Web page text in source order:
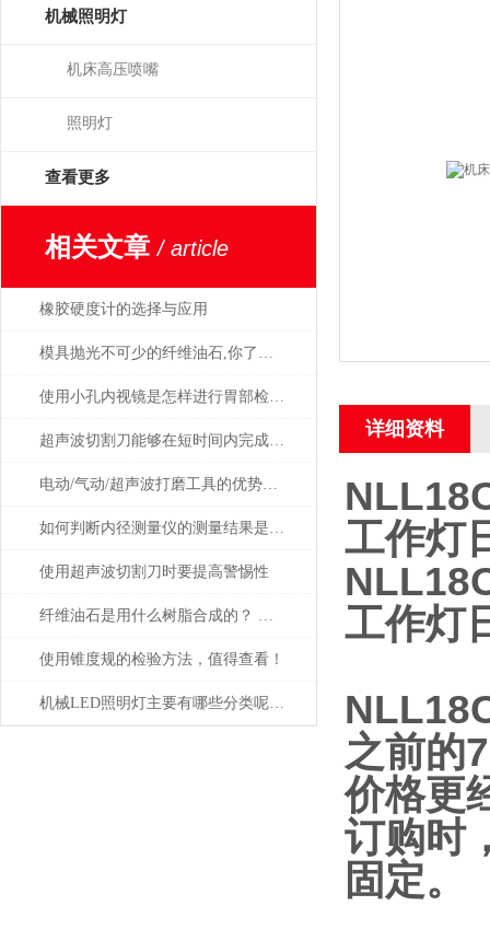
机械照明灯
机床高压喷嘴
照明灯
查看更多
相关文章/ article
橡胶硬度计的选择与应用
模具抛光不可少的纤维油石,你了解多少呢？
使用小孔内视镜是怎样进行胃部检查的，会痛吗
超声波切割刀能够在短时间内完成高精度的切割操作
电动/气动/超声波打磨工具的优势是显而易见的
如何判断内径测量仪的测量结果是否准确
使用超声波切割刀时要提高警惕性
纤维油石是用什么树脂合成的？ 为什么这么贵？
使用锥度规的检验方法，值得查看！
机械LED照明灯主要有哪些分类呢？让我们一起来看看吧
详细资料
工作灯
工作灯
之前的
价格更
订购时
固定。